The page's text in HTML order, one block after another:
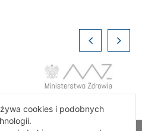
cookies i podobnych